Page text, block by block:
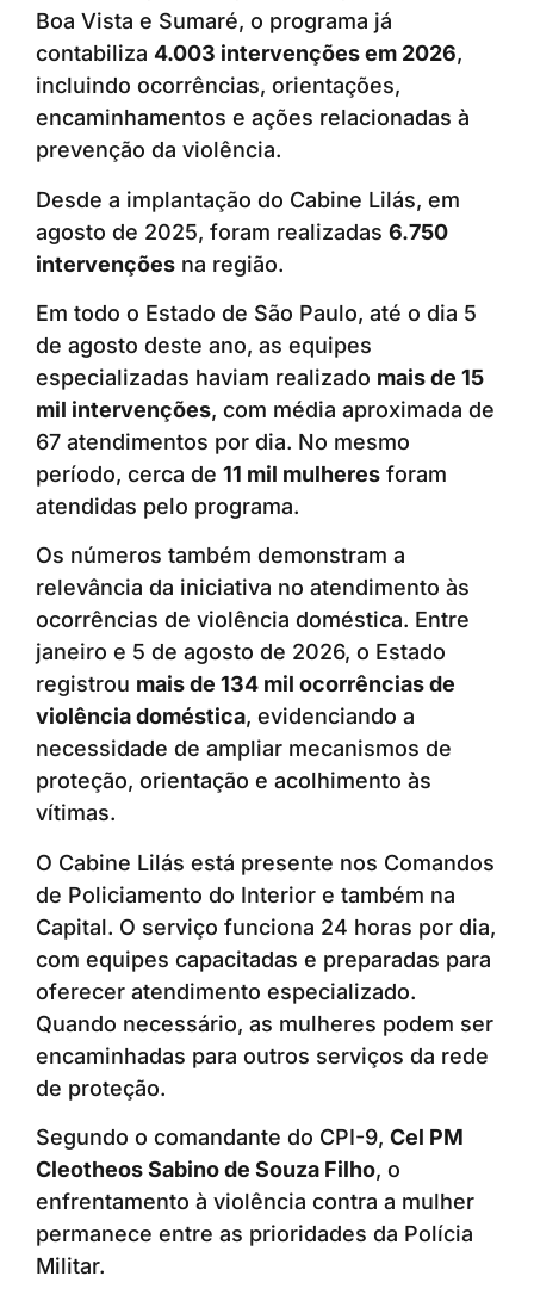
Boa Vista e Sumaré, o programa já
contabiliza 4.003 intervenções em 2026,
incluindo ocorrências, orientações,
encaminhamentos e ações relacionadas à
prevenção da violência.
Desde a implantação do Cabine Lilás, em
agosto de 2025, foram realizadas 6.750
intervenções na região.
Em todo o Estado de São Paulo, até o dia 5
de agosto deste ano, as equipes
especializadas haviam realizado mais de 15
mil intervenções, com média aproximada de
67 atendimentos por dia. No mesmo
período, cerca de 11 mil mulheres foram
atendidas pelo programa.
Os números também demonstram a
relevância da iniciativa no atendimento às
ocorrências de violência doméstica. Entre
janeiro e 5 de agosto de 2026, o Estado
registrou mais de 134 mil ocorrências de
violência doméstica, evidenciando a
necessidade de ampliar mecanismos de
proteção, orientação e acolhimento às
vítimas.
O Cabine Lilás está presente nos Comandos
de Policiamento do Interior e também na
Capital. O serviço funciona 24 horas por dia,
com equipes capacitadas e preparadas para
oferecer atendimento especializado.
Quando necessário, as mulheres podem ser
encaminhadas para outros serviços da rede
de proteção.
Segundo o comandante do CPI-9, Cel PM
Cleotheos Sabino de Souza Filho, o
enfrentamento à violência contra a mulher
permanece entre as prioridades da Polícia
Militar.